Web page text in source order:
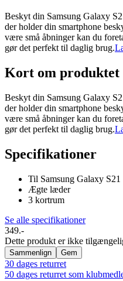
Beskyt din Samsung Galaxy
der holder din smartphone
være små åbninger kan du
gør det perfekt til daglig brug.
Kort om produktet
Beskyt din Samsung Galaxy
der holder din smartphone
være små åbninger kan du
gør det perfekt til daglig brug.
Specifikationer
Til Samsung Galaxy S21
Ægte læder
3 kortrum
Se alle specifikationer
349.-
Dette produkt er ikke
Sammenlign Gem
30 dages returret
50 dages returret som